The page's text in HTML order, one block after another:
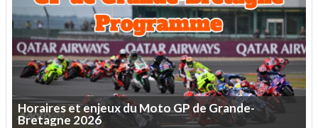
HorairesetenjeuxduMotoGPdeGrande-
Bretagne 2026